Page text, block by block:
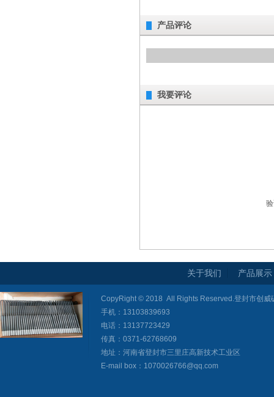
产品评论
我要评论
关于我们 产品展示
CopyRight © 2018 All Rights Reserved.登封市创威
手机：13103839693
电话：13137723429
传真：0371-62768609
地址：河南省登封市三里庄高新技术工业区
E-mail box：1070026766@qq.com